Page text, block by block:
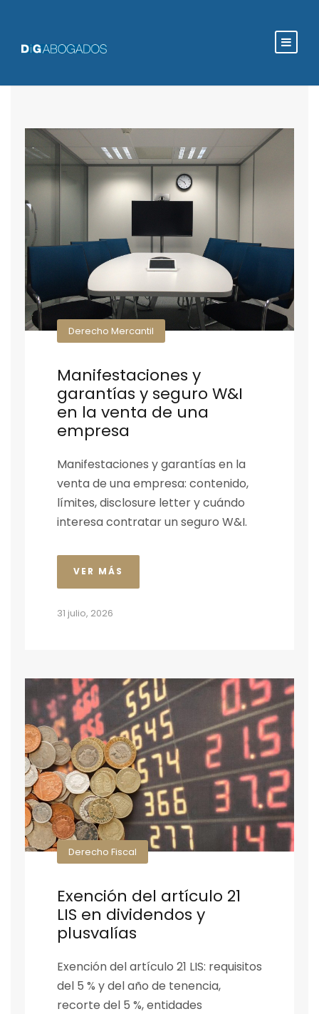
Derecho Mercantil
Manifestaciones y
garantías y seguro W&I
en la venta de una
empresa
Manifestaciones y garantías en la
venta de una empresa: contenido,
límites, disclosure letter y cuándo
interesa contratar un seguro W&I.
VER MÁS
31 julio, 2026
Derecho Fiscal
Exención del artículo 21
LIS en dividendos y
plusvalías
Exención del artículo 21 LIS: requisitos
del 5 % y del año de tenencia,
recorte del 5 %, entidades